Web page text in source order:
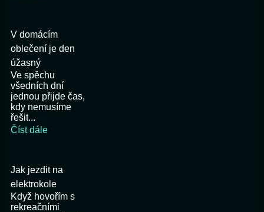
V domácím
oblečení je den
úžasný
Ve spěchu
všedních dní
jednou přijde čas,
kdy nemusíme
řešit...
Číst dále
Jak jezdit na
elektrokole
Když hovořím s
rekreačními